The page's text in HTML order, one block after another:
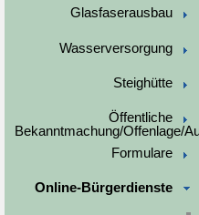
Glasfaserausbau
Wasserversorgung
Steighütte
Öffentliche
Bekanntmachung/Offenlage/
Formulare
Online-Bürgerdienste